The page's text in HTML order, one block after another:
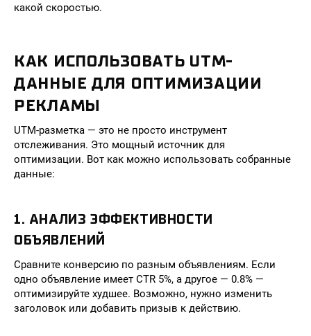
какой скоростью.
КАК ИСПОЛЬЗОВАТЬ UTM-
ДАННЫЕ ДЛЯ ОПТИМИЗАЦИИ
РЕКЛАМЫ
UTM-разметка — это не просто инструмент
отслеживания. Это мощный источник для
оптимизации. Вот как можно использовать собранные
данные:
1. АНАЛИЗ ЭФФЕКТИВНОСТИ
ОБЪЯВЛЕНИЙ
Сравните конверсию по разным объявлениям. Если
одно объявление имеет CTR 5%, а другое — 0.8% —
оптимизируйте худшее. Возможно, нужно изменить
заголовок или добавить призыв к действию.